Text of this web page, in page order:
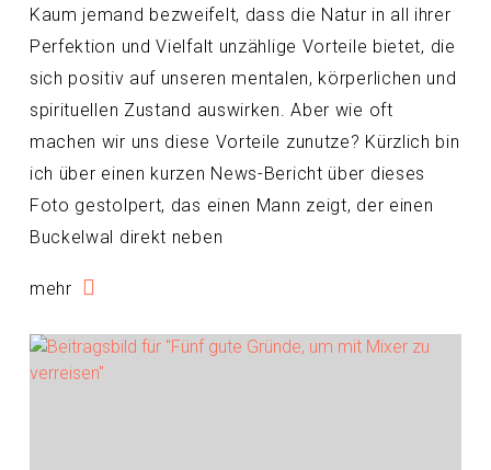
Kaum jemand bezweifelt, dass die Natur in all ihrer
Perfektion und Vielfalt unzählige Vorteile bietet, die
sich positiv auf unseren mentalen, körperlichen und
spirituellen Zustand auswirken. Aber wie oft
machen wir uns diese Vorteile zunutze? Kürzlich bin
ich über einen kurzen News-Bericht über dieses
Foto gestolpert, das einen Mann zeigt, der einen
Buckelwal direkt neben
mehr